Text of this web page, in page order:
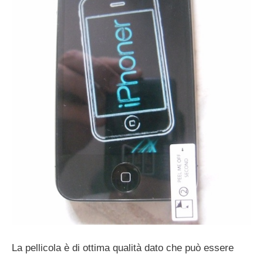
La pellicola è di ottima qualità dato che può essere